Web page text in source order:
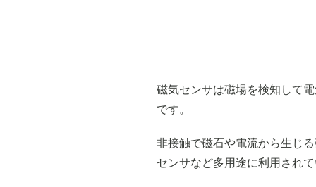
磁気センサは磁場を検知して
です。
非接触で磁石や電流から生じ
センサなど多用途に利用され